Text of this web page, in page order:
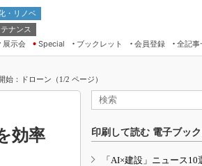
・リノベ
ナンス
展示会
Special ブックレット 会員登録 全記事
：ドローン（1/2 ページ）
効率
印刷して読む 電子ブッ
「AI×建設」ニュース